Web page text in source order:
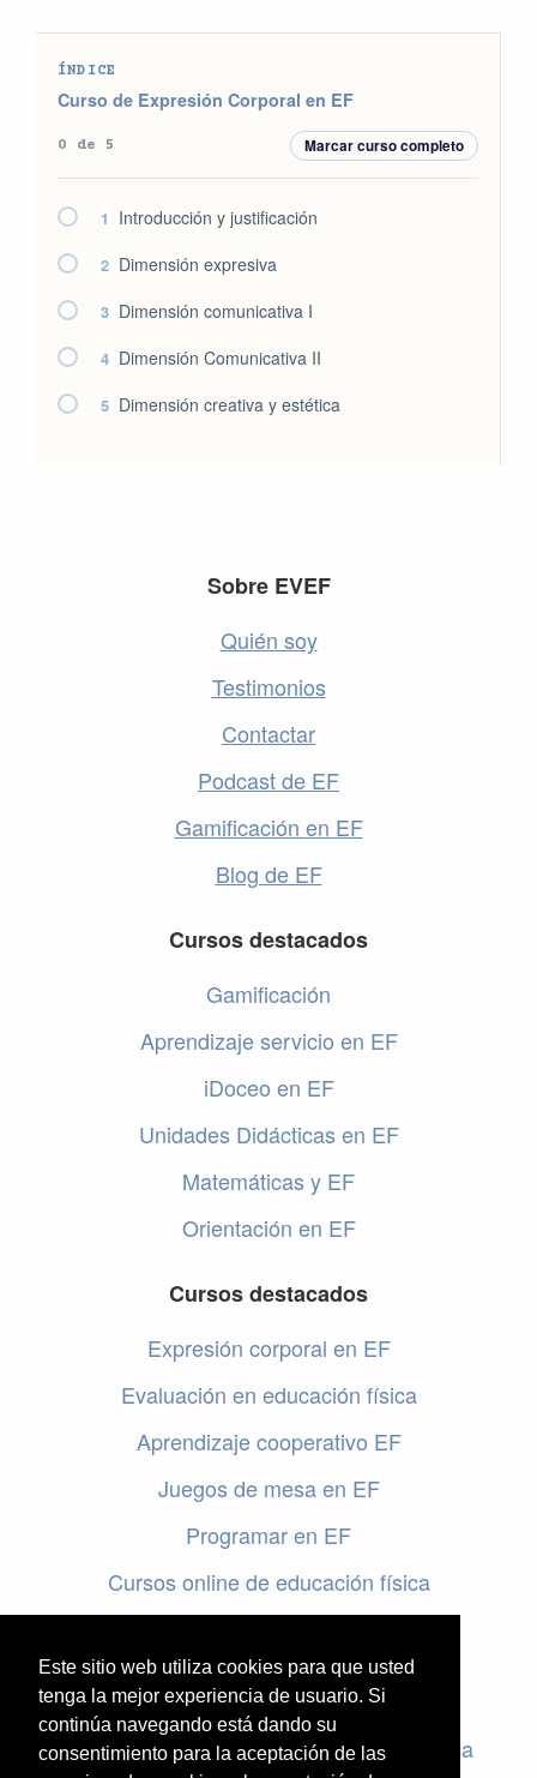
Este sitio web utiliza cookies para que usted
tenga la mejor experiencia de usuario. Si
continúa navegando está dando su
consentimiento para la aceptación de las
ÍNDICE
Curso de Expresión Corporal en EF
0 de 5 Marcar curso completo
1 Introducción y justificación
2 Dimensión expresiva
3 Dimensión comunicativa I
4 Dimensión Comunicativa II
5 Dimensión creativa y estética
Sobre EVEF
Quién soy
Testimonios
Contactar
Podcast de EF
Gamificación en EF
Blog de EF
Cursos destacados
Gamificación
Aprendizaje servicio en EF
iDoceo en EF
Unidades Didácticas en EF
Matemáticas y EF
Orientación en EF
Cursos destacados
Expresión corporal en EF
Evaluación en educación física
Aprendizaje cooperativo EF
Juegos de mesa en EF
Programar en EF
Cursos online de educación física
Evaluación en educación física
Criterios de evaluación en educación física